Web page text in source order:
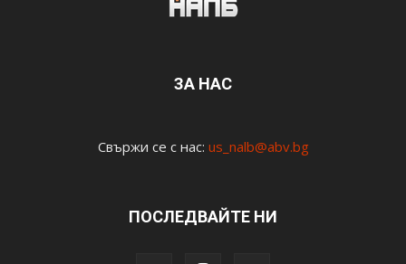
ЗА НАС
Свържи се с нас: us_nalb@abv.bg
ПОСЛЕДВАЙТЕ НИ